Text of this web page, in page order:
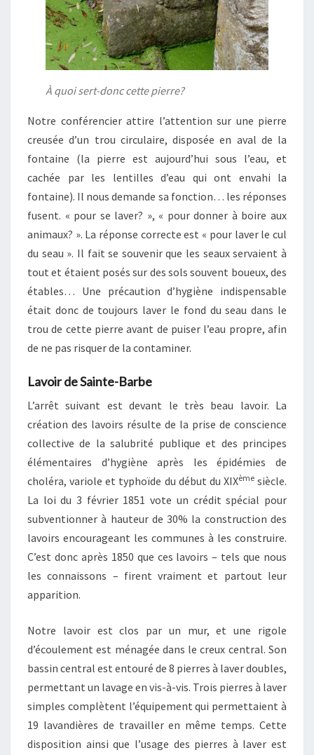
À quoi sert-donc cette pierre?
Notre conférencier attire l’attention sur une pierre
creusée d’un trou circulaire, disposée en aval de la
fontaine (la pierre est aujourd’hui sous l’eau, et
cachée par les lentilles d’eau qui ont envahi la
fontaine). Il nous demande sa fonction… les réponses
fusent. « pour se laver? », « pour donner à boire aux
animaux? ». La réponse correcte est « pour laver le cul
du seau ». Il fait se souvenir que les seaux servaient à
tout et étaient posés sur des sols souvent boueux, des
étables… Une précaution d’hygiène indispensable
était donc de toujours laver le fond du seau dans le
trou de cette pierre avant de puiser l’eau propre, afin
de ne pas risquer de la contaminer.
Lavoir de Sainte-Barbe
L’arrêt suivant est devant le très beau lavoir. La
création des lavoirs résulte de la prise de conscience
collective de la salubrité publique et des principes
élémentaires d’hygiène après les épidémies de
choléra, variole et typhoïde du début du XIXèmesiècle.
La loi du 3 février 1851 vote un crédit spécial pour
subventionner à hauteur de 30% la construction des
lavoirs encourageant les communes à les construire.
C’est donc après 1850 que ces lavoirs – tels que nous
les connaissons – firent vraiment et partout leur
apparition.
Notre lavoir est clos par un mur, et une rigole
d’écoulement est ménagée dans le creux central. Son
bassin central est entouré de 8 pierres à laver doubles,
permettant un lavage en vis-à-vis. Trois pierres à laver
simples complètent l’équipement qui permettaient à
19 lavandières de travailler en même temps. Cette
disposition ainsi que l’usage des pierres à laver est